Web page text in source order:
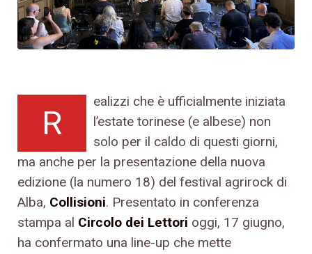
R
ealizzi che è ufficialmente iniziata
l’estate torinese (e albese) non
solo per il caldo di questi giorni,
ma anche per la presentazione della nuova
edizione (la numero 18) del festival agrirock di
Alba, Collisioni. Presentato in conferenza
stampa al Circolo dei Lettori oggi, 17 giugno,
ha confermato una line-up che mette